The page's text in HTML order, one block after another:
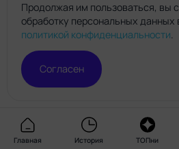
Главная История ТОПни
Нейро.топ
© Нейро.топ 2026. Все права
Политика конфиденциальности
сайтом
Продолжая им пользоваться, вы
обработку персональных данных
политикой конфиденциальности.
Согласен